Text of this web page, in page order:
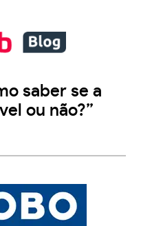
saber se a
ou não?”